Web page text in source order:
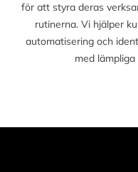
för att styra deras
rutinerna. Vi hjälper
automatisering och
med